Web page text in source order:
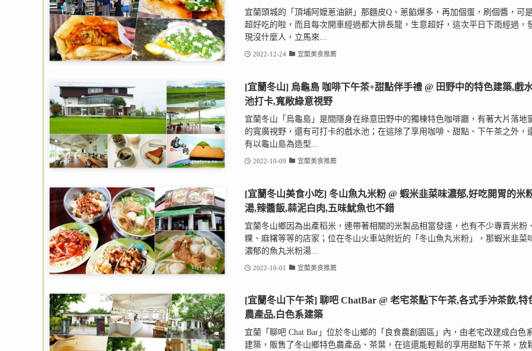
宜蘭頭城的「頂埔阿嬤蔥油餅」那麵皮Q、蔥餡爆多，再加個蛋，刷個醬，可
超好吃的啦，而且每次開車經過都大排長龍，生意超好，這次平日下雨經過，
現沒什麼人，立馬來...
2022-12-24 宜蘭美食推薦
[宜蘭冬山] 烏龜島 咖啡下午茶+甜點伴手禮 @ 田野中的特色建築,戲
池打卡,寬敞綠意視野
宜蘭冬山「烏龜島」是間隱身在綠意田野中的獨棟特色咖啡廳，有著大片落地
的寬廣視野，還有可打卡的戲水池；在這除了享用咖啡、甜點、下午茶之外，
有以龜山島為造型...
2022-10-09 宜蘭美食推薦
[宜蘭冬山美食小吃] 冬山魚丸米粉 @ 蝦米韭菜味濃郁,好吃開胃的米
湯,辣醬飯,蒜泥白肉,五味魷魚也不錯
宜蘭冬山鄉因為出產稻米，連帶著相關的米製品相當發達，也有不少專賣米粉、
粿、麻糬等等的店家；位在冬山火車站附近的「冬山魚丸米粉」，那蝦米韭菜
濃郁的魚丸米粉湯...
2022-10-01 宜蘭美食推薦
[宜蘭冬山下午茶] 聊吧 ChatBar @ 老宅茶點下午茶,各式手沖茶飲,特
農產品,白色系建築
宜蘭「聊吧 Chat Bar」位於冬山鄉的「良食農創園區」內，由老宅改建成白色
建築，販售了冬山鄉特色農產品、茶葉，在這還能輕鬆的享用甜點下午茶，放